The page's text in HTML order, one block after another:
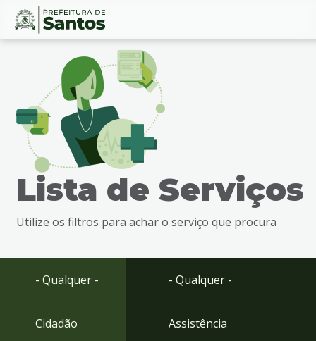
Ir
busca
Ir
Conteúdo
Lista de Serviços
Utilize os filtros para achar o serviço que procura
- Qualquer -
Cidadão
- Qualquer -
Assistência